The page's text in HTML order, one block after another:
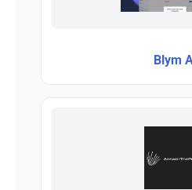
Blym